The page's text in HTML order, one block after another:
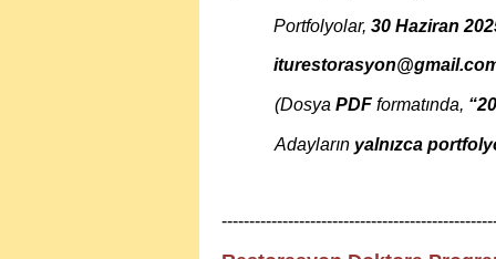
Portfolyolar, 30 Haziran
(Dosya PDFformatında,
Adayların yalnızca